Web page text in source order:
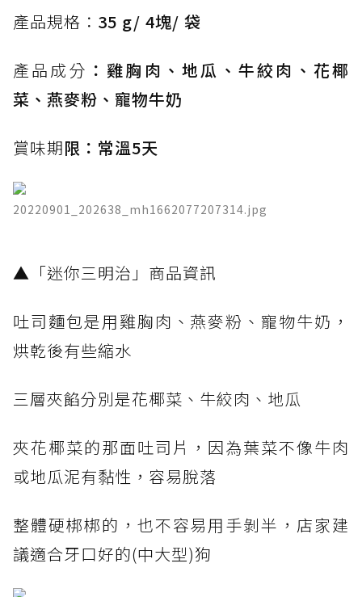
產品規格： 35 g/ 4塊/ 袋
產品成分 ：雞胸肉、地瓜、牛絞肉、花椰
菜、燕麥粉、寵物牛奶
賞味期限：常溫5天
20220901_202638_mh1662077207314.jpg
​▲「迷你三明治」商品資訊
吐司麵包是用雞胸肉、燕麥粉、寵物牛奶，
烘乾後有些縮水
三層夾餡分別是花椰菜、牛絞肉、地瓜
夾花椰菜的那面吐司片，因為葉菜不像牛肉
或地瓜泥有黏性，容易脫落
整體硬梆梆的，也不容易用手剝半，店家建
議適合牙口好的(中大型)狗